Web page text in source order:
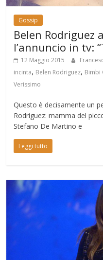
Gossip
Belen Rodriguez
l’annuncio in tv:
12 Maggio 2015
incinta, Belen Rodriguez, Bimbi
Verissimo
Questo è decisamente un
Rodriguez: mamma del
Stefano De Martino e
Leggi tutto